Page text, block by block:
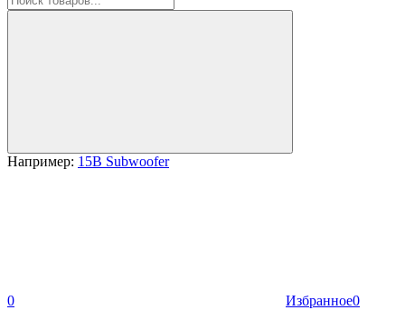
Например: 15B Subwoofer
0 Избранное0